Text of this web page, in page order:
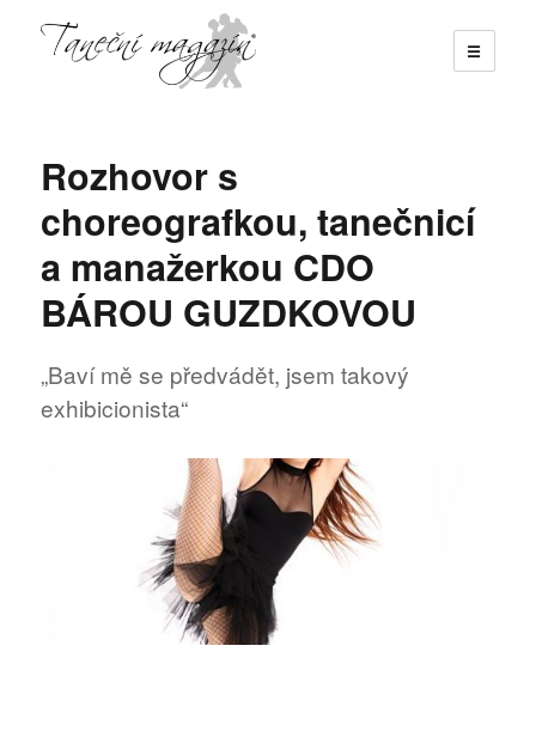
☰
Rozhovor s
choreografkou, tanečnicí
a manažerkou CDO
BÁROU GUZDKOVOU
„Baví mě se předvádět, jsem takový
exhibicionista“